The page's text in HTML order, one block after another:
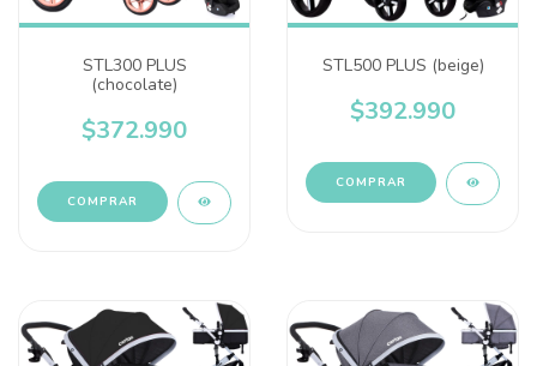
STL300 PLUS
(chocolate)
$372.990
STL500 PLUS (beige)
$392.990